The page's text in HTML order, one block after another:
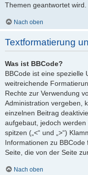
Themen geantwortet wird.
Nach oben
Textformatierung
Was ist BBCode?
BBCode ist eine spezielle
weitreichende
Rechte zur Verwendung
Administration vergeben,
einzelnen Beitrag
aufgebaut, jedoch werden
spitzen („<“ und „>“)
Informationen zu
Seite, die von der Seite
Nach oben